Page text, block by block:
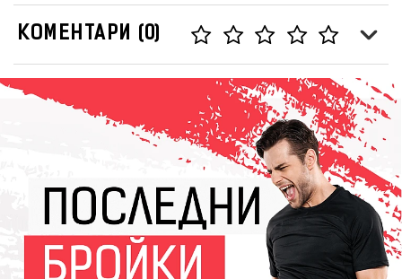
КОМЕНТАРИ (0)